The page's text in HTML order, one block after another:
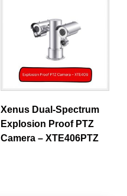
Xenus Dual-Spectrum
Explosion Proof PTZ
Camera – XTE406PTZ